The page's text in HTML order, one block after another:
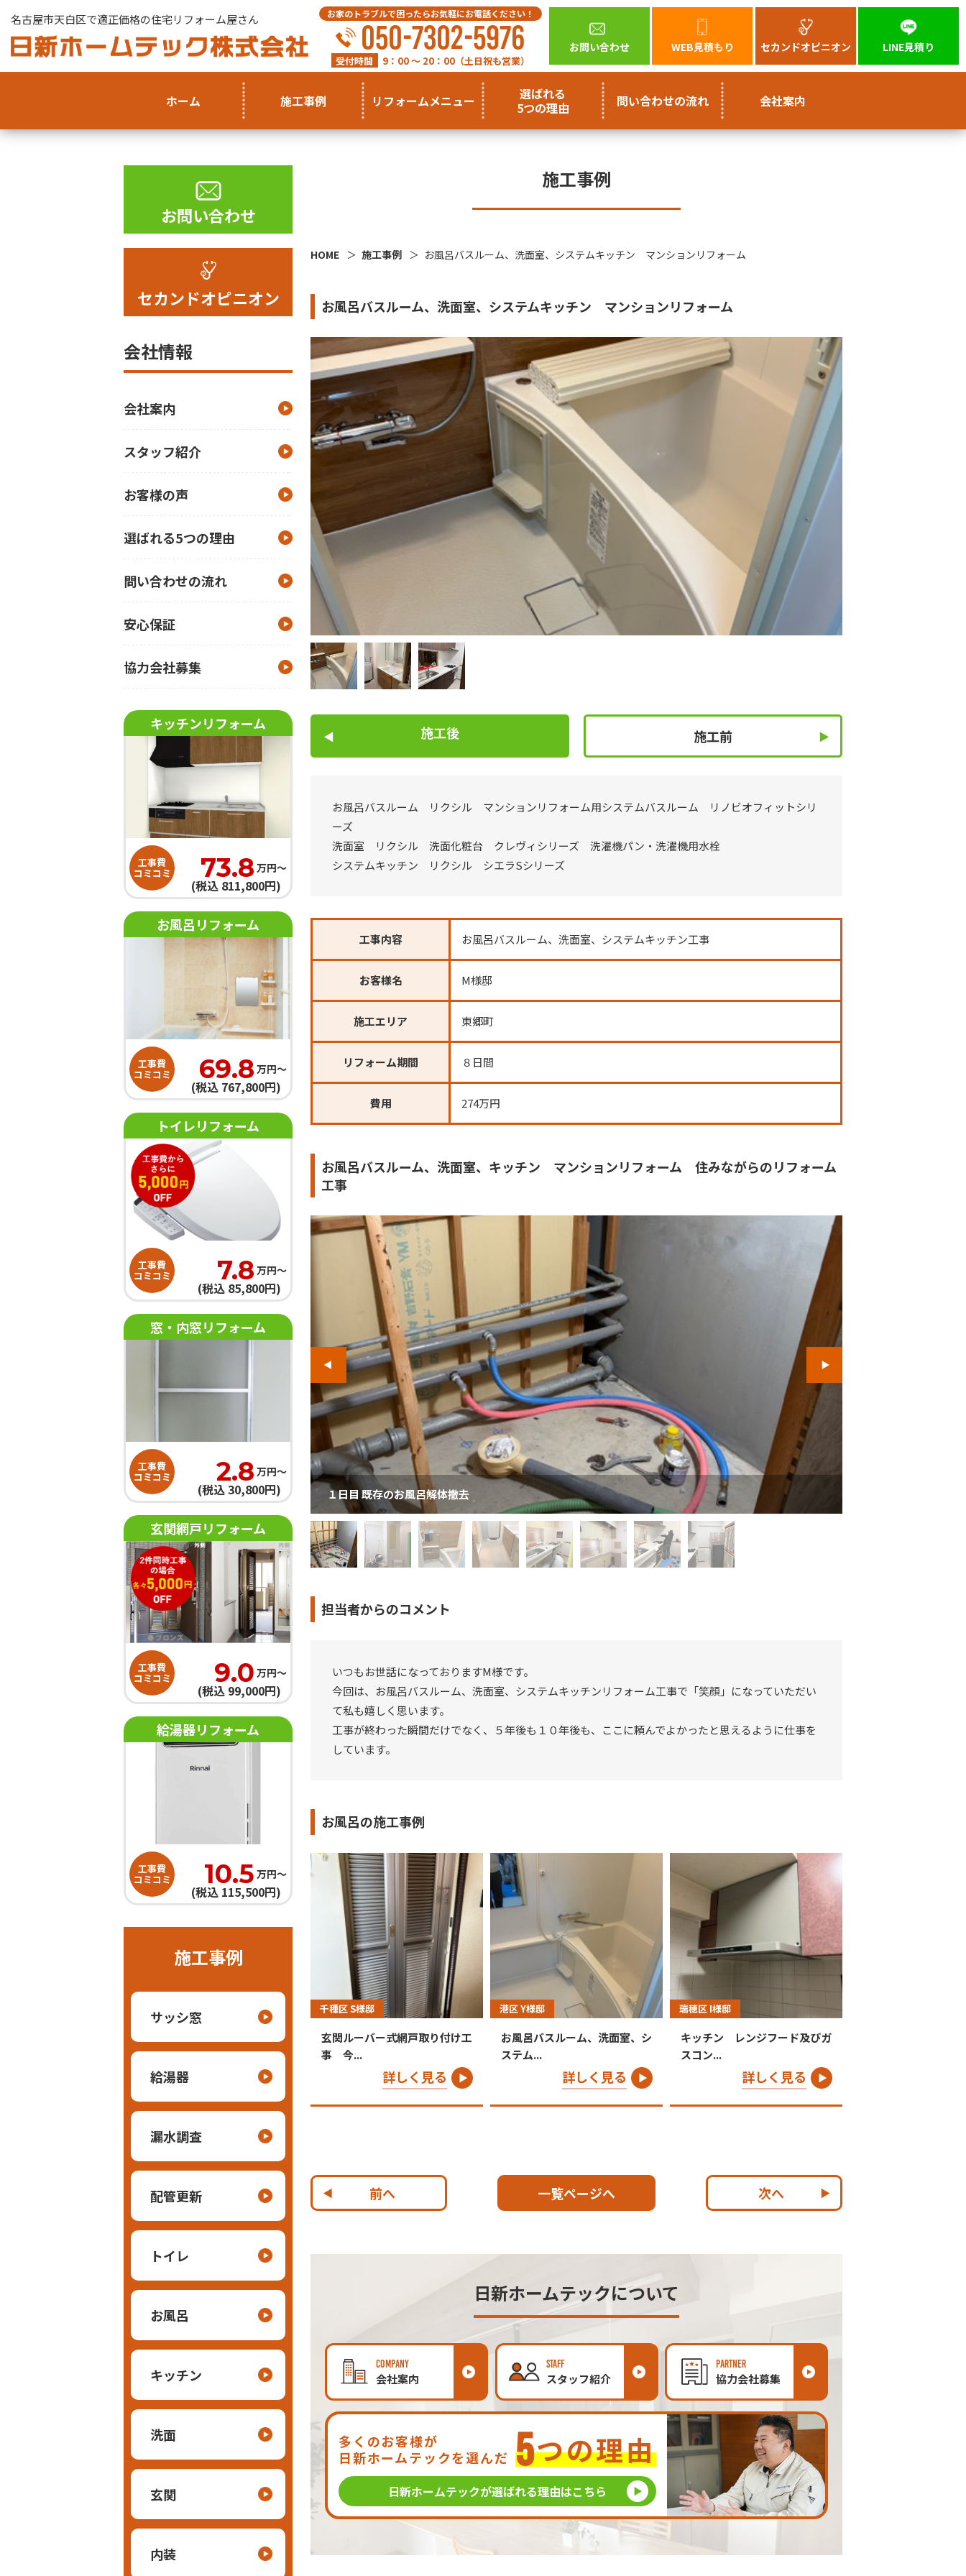
名古屋市天白区で適正価格の住宅リフォーム屋さん お家のトラブルで困ったらお気軽にお電話ください！
050-7302-5976
受付時間 9：00 ～ 20：00（土日祝も営業）
お問い合わせ WEB見積もり セカンドオピニオン LINE見積り
ホーム 施工事例 リフォームメニュー
選ばれる
5つの理由
問い合わせの流れ 会社案内
施工事例
HOME 施工事例 お風呂バスルーム、洗面室、システムキッチン マンションリフォーム
お風呂バスルーム、洗面室、システムキッチン マンションリフォーム
施工後 施工前
お風呂バスルーム リクシル マンションリフォーム用システムバスルーム リノビオフィットシリ
ーズ
洗面室 リクシル 洗面化粧台 クレヴィシリーズ 洗濯機パン・洗濯機用水栓
システムキッチン リクシル シエラSシリーズ
工事内容 お風呂バスルーム、洗面室、システムキッチン工事
お客様名 M様邸
施工エリア 東郷町
リフォーム期間 ８日間
費用 274万円
お風呂バスルーム、洗面室、キッチン マンションリフォーム 住みながらのリフォーム
工事
キッチン クロス壁紙、クッションフロア床貼替工事 １日目 既存のお風呂解体撤去
担当者からのコメント
いつもお世話になっておりますM様です。
今回は、お風呂バスルーム、洗面室、システムキッチンリフォーム工事で「笑顔」になっていただい
て私も嬉しく思います。
工事が終わった瞬間だけでなく、５年後も１０年後も、ここに頼んでよかったと思えるように仕事を
しています。
お風呂の施工事例
千種区 S様邸
玄関ルーバー式網戸取り付け工
事 今...
詳しく見る
港区 Y様邸
お風呂バスルーム、洗面室、シ
ステム...
詳しく見る
瑞穂区 I様邸
キッチン レンジフード及びガ
スコン...
詳しく見る
前へ 一覧ページへ 次へ
日新ホームテックについて
COMPANY
会社案内
STAFF
スタッフ紹介
PARTNER
協力会社募集
多くのお客様が
日新ホームテックを選んだ 5つの理由
日新ホームテックが選ばれる理由はこちら
お問い合わせ
セカンドオピニオン
会社情報
会社案内
スタッフ紹介
お客様の声
選ばれる5つの理由
問い合わせの流れ
安心保証
協力会社募集
キッチンリフォーム
工事費
コミコミ 73.8 万円〜
(税込 811,800円)
お風呂リフォーム
工事費
コミコミ 69.8 万円〜
(税込 767,800円)
トイレリフォーム
工事費
コミコミ 7.8 万円〜
(税込 85,800円)
窓・内窓リフォーム
工事費
コミコミ 2.8 万円〜
(税込 30,800円)
玄関網戸リフォーム
工事費
コミコミ 9.0 万円〜
(税込 99,000円)
給湯器リフォーム
工事費
コミコミ 10.5 万円〜
(税込 115,500円)
施工事例
サッシ窓
給湯器
漏水調査
配管更新
トイレ
お風呂
キッチン
洗面
玄関
内装